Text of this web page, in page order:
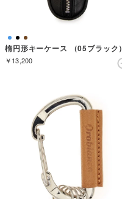
楕円形キーケース （05ブラック）
￥13,200